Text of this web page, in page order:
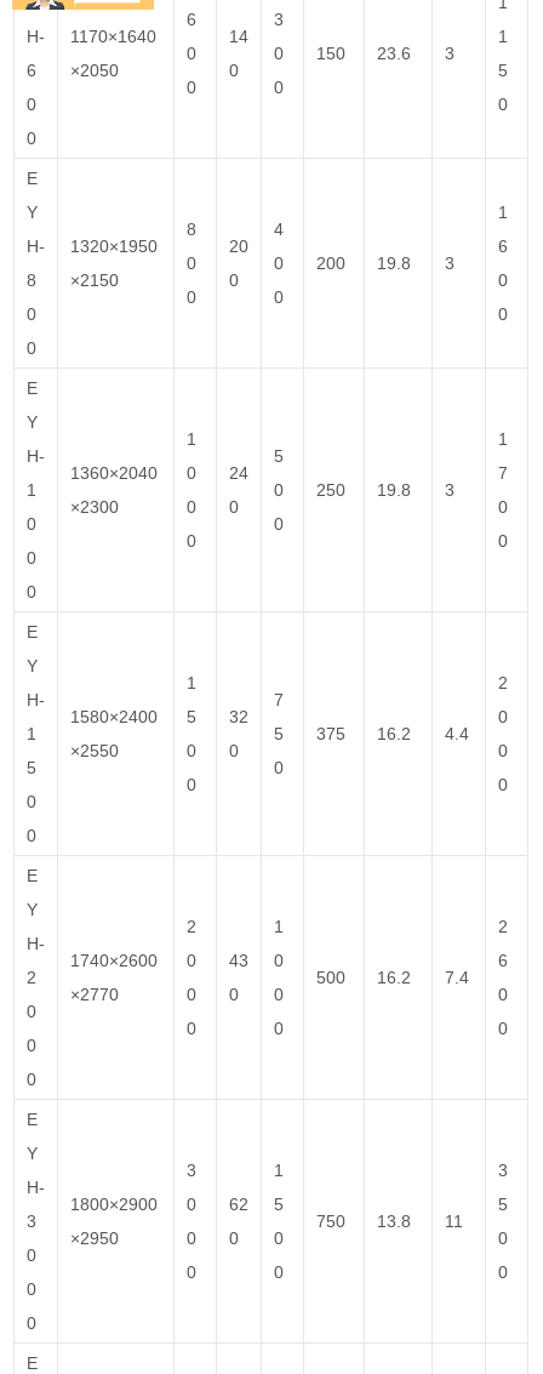
H-
6
0
0
1170×1640
×2050
6
0
0
14
0
3
0
0
150 23.6 3
1
5
0
E
Y
H-
8
0
0
1320×1950
×2150
8
0
0
20
0
4
0
0
200 19.8 3
1
6
0
0
E
Y
H-
1
0
0
0
1360×2040
×2300
1
0
0
0
24
0
5
0
0
250 19.8 3
1
7
0
0
E
Y
H-
1
5
0
0
1580×2400
×2550
1
5
0
0
32
0
7
5
0
375 16.2 4.4
2
0
0
0
E
Y
H-
2
0
0
0
1740×2600
×2770
2
0
0
0
43
0
1
0
0
0
500 16.2 7.4
2
6
0
0
E
Y
H-
3
0
0
0
1800×2900
×2950
3
0
0
0
62
0
1
5
0
0
750 13.8 11
3
5
0
0
E